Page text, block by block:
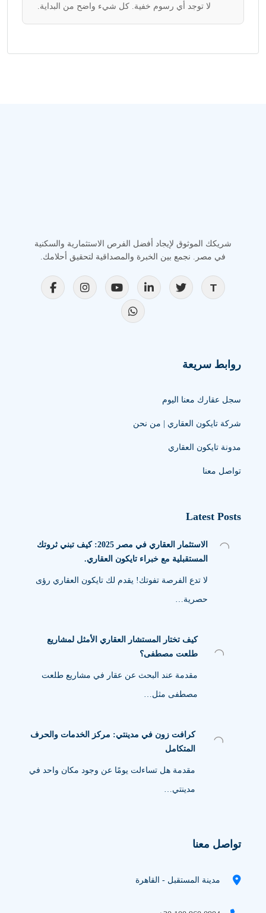
لا توجد أي رسوم خفية. كل شيء واضح من البداية.
شريكك الموثوق لإيجاد أفضل الفرص الاستثمارية والسكنية
في مصر. نجمع بين الخبرة والمصداقية لتحقيق أحلامك.
روابط سريعة
سجل عقارك معنا اليوم
شركة تايكون العقاري | من نحن
مدونة تايكون العقاري
تواصل معنا
Latest Posts
الاستثمار العقاري في مصر 2025: كيف تبني ثروتك
المستقبلية مع خبراء تايكون العقاري.
لا تدع الفرصة تفوتك! يقدم لك تايكون العقاري رؤى
حصرية…
كيف تختار المستشار العقاري الأمثل لمشاريع
طلعت مصطفى؟
مقدمة عند البحث عن عقار في مشاريع طلعت
مصطفى مثل…
كرافت زون في مدينتي: مركز الخدمات والحرف
المتكامل
مقدمة هل تساءلت يومًا عن وجود مكان واحد في
مدينتي…
تواصل معنا
مدينة المستقبل - القاهرة